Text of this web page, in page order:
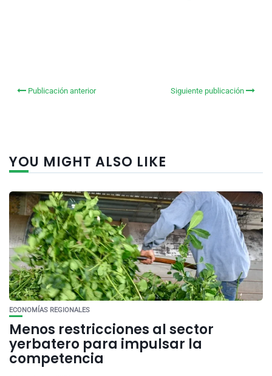
Publicación anterior Siguiente publicación
YOU MIGHT ALSO LIKE
ECONOMÍAS REGIONALES
Menos restricciones al sector
yerbatero para impulsar la
competencia